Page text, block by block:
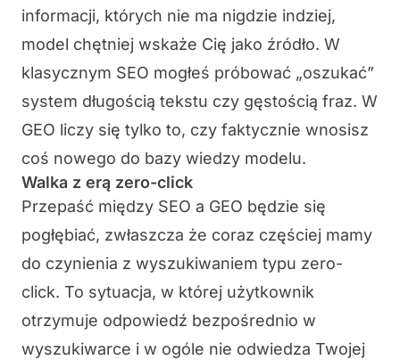
informacji, których nie ma nigdzie indziej,
model chętniej wskaże Cię jako źródło. W
klasycznym SEO mogłeś próbować „oszukać”
system długością tekstu czy gęstością fraz. W
GEO liczy się tylko to, czy faktycznie wnosisz
coś nowego do bazy wiedzy modelu.
Walka z erą zero-click
Przepaść między SEO a GEO będzie się
pogłębiać, zwłaszcza że coraz częściej mamy
do czynienia z wyszukiwaniem typu zero-
click. To sytuacja, w której użytkownik
otrzymuje odpowiedź bezpośrednio w
wyszukiwarce i w ogóle nie odwiedza Twojej